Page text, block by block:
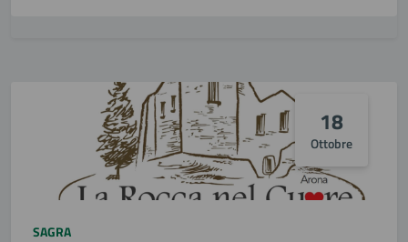
18
Ottobre
SAGRA